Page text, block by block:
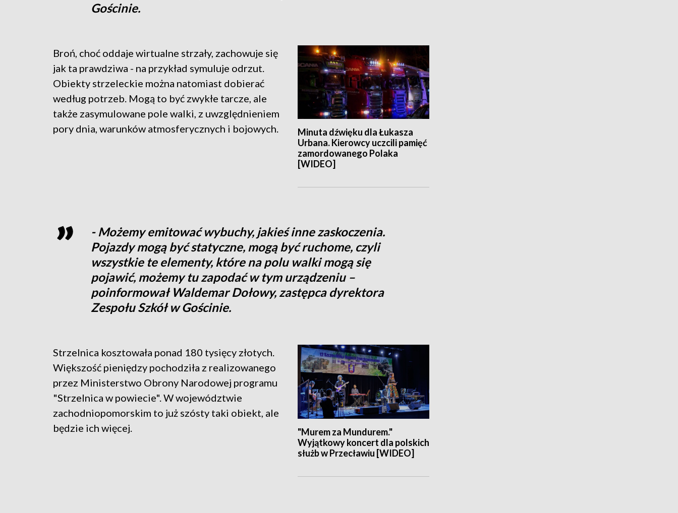
Gościnie.
Minuta dźwięku dla Łukasza
Urbana. Kierowcy uczcili pamięć
zamordowanego Polaka
[WIDEO]
Broń, choć oddaje wirtualne strzały, zachowuje się
jak ta prawdziwa - na przykład symuluje odrzut.
Obiekty strzeleckie można natomiast dobierać
według potrzeb. Mogą to być zwykłe tarcze, ale
także zasymulowane pole walki, z uwzględnieniem
pory dnia, warunków atmosferycznych i bojowych.
- Możemy emitować wybuchy, jakieś inne zaskoczenia.
Pojazdy mogą być statyczne, mogą być ruchome, czyli
wszystkie te elementy, które na polu walki mogą się
pojawić, możemy tu zapodać w tym urządzeniu –
poinformował Waldemar Dołowy, zastępca dyrektora
Zespołu Szkół w Gościnie.
"Murem za Mundurem."
Wyjątkowy koncert dla polskich
służb w Przecławiu [WIDEO]
Strzelnica kosztowała ponad 180 tysięcy złotych.
Większość pieniędzy pochodziła z realizowanego
przez Ministerstwo Obrony Narodowej programu
"Strzelnica w powiecie". W województwie
zachodniopomorskim to już szósty taki obiekt, ale
będzie ich więcej.